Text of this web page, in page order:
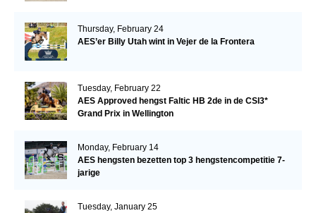
Thursday, February 24
AES’er Billy Utah wint in Vejer de la Frontera
Tuesday, February 22
AES Approved hengst Faltic HB 2de in de CSI3*
Grand Prix in Wellington
Monday, February 14
AES hengsten bezetten top 3 hengstencompetitie 7-
jarige
Tuesday, January 25